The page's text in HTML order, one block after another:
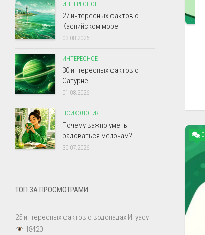
0
ИНТЕРЕСНОЕ
27 интересных фактов о
Каспийском море
03.08.2026
ИНТЕРЕСНОЕ
30 интересных фактов о
Сатурне
01.08.2026
ПСИХОЛОГИЯ
Почему важно уметь
радоваться мелочам?
30.07.2026
ТОП ЗА ПРОСМОТРАМИ
25 интересных фактов о водопадах Игуасу
18420